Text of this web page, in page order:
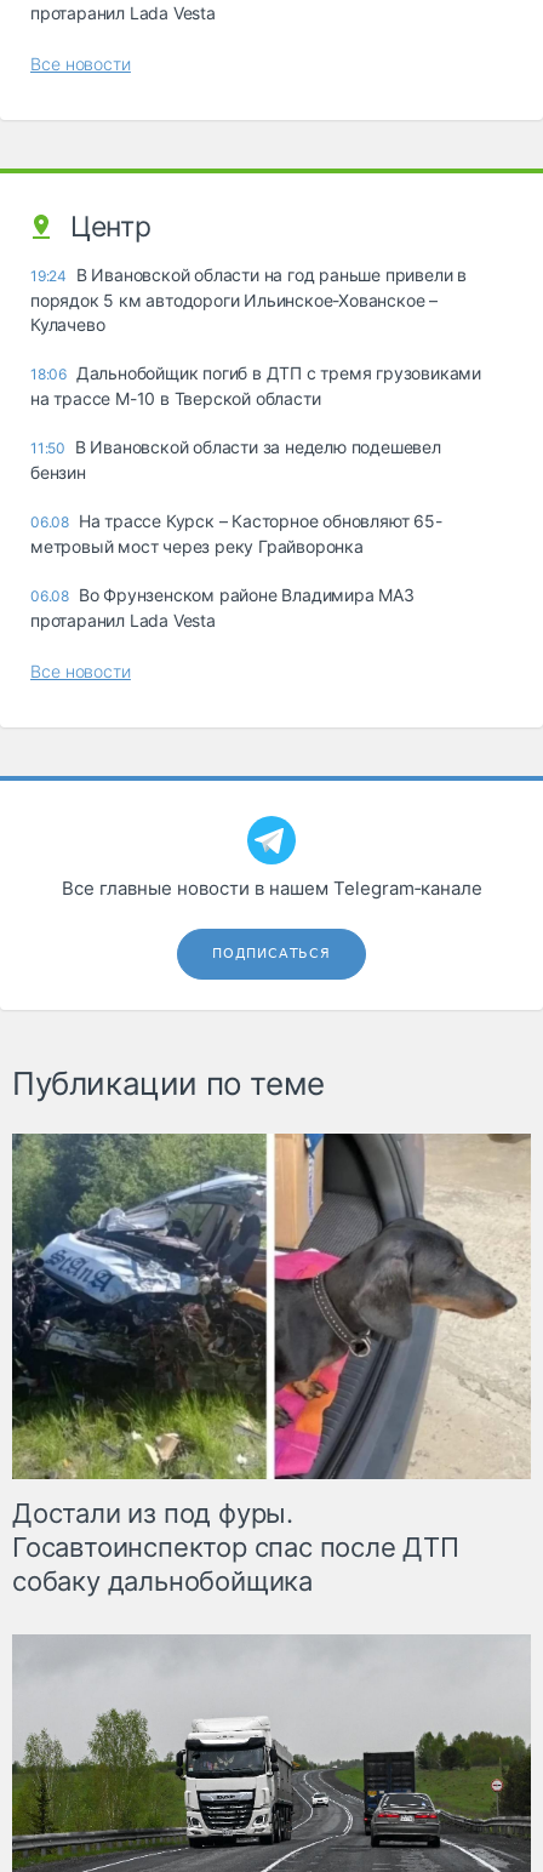
протаранил Lada Vesta
Все новости
Центр
19:24
В Ивановской области на год раньше привели в
порядок 5 км автодороги Ильинское-Хованское –
Кулачево
18:06 Дальнобойщик погиб в ДТП с тремя грузовиками
на трассе М-10 в Тверской области
11:50
В Ивановской области за неделю подешевел
бензин
06.08 На трассе Курск – Касторное обновляют 65-
метровый мост через реку Грайворонка
06.08 Во Фрунзенском районе Владимира МАЗ
протаранил Lada Vesta
Все новости
Все главные новости в нашем Telegram‑канале
ПОДПИСАТЬСЯ
Публикации по теме
Достали из под фуры.
Госавтоинспектор спас после ДТП
собаку дальнобойщика